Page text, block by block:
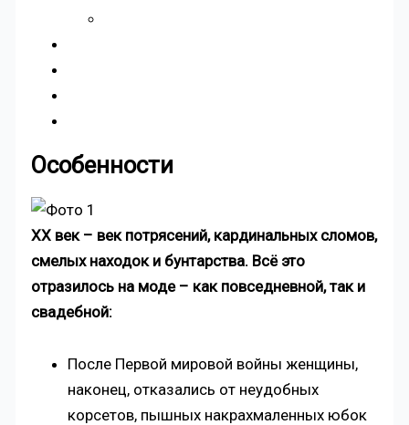
Особенности
XX век – век потрясений, кардинальных сломов,
смелых находок и бунтарства. Всё это
отразилось на моде – как повседневной, так и
свадебной:
После Первой мировой войны женщины,
наконец, отказались от неудобных
корсетов, пышных накрахмаленных юбок